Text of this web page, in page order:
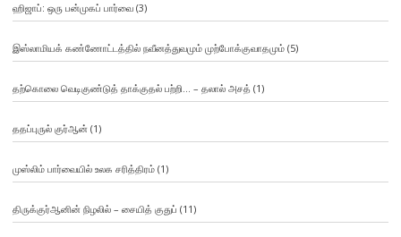
ஹிஜாப்: ஒரு பன்முகப் பார்வை(3)
இஸ்லாமியக் கண்ணோட்டத்தில் நவீனத்துவமும் முற்போக்குவாதமும்(5)
தற்கொலை வெடிகுண்டுத் தாக்குதல் பற்றி… – தலால் அசத் (1)
ததப்புருல் குர்ஆன் (1)
முஸ்லிம் பார்வையில் உலக சரித்திரம்(1)
திருக்குர்ஆனின் நிழலில் – சையித் குதுப் (11)